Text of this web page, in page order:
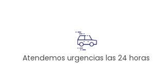
Atendemos urgencias las 24 horas